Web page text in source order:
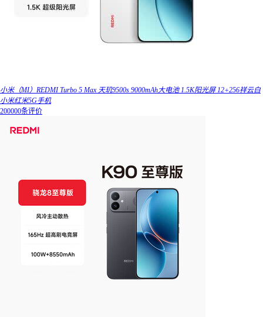
小米（MI）REDMI Turbo 5 Max 天玑9500s 9000mAh大电池 1.5K阳光屏 12+256祥云白
小米红米5G手机
200000条评价